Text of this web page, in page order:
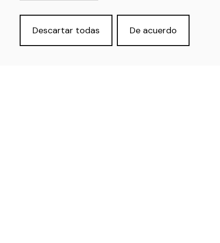
Descartar todas De acuerdo